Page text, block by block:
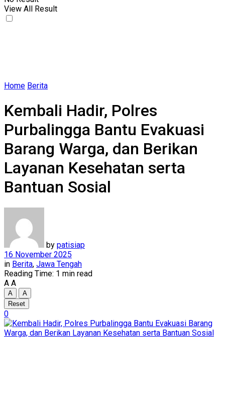
View All Result
Home Berita
Kembali Hadir, Polres
Purbalingga Bantu Evakuasi
Barang Warga, dan Berikan
Layanan Kesehatan serta
Bantuan Sosial
by patisiap
16 November 2025
in Berita, Jawa Tengah
Reading Time: 1 min read
A A
A
A
Reset
0